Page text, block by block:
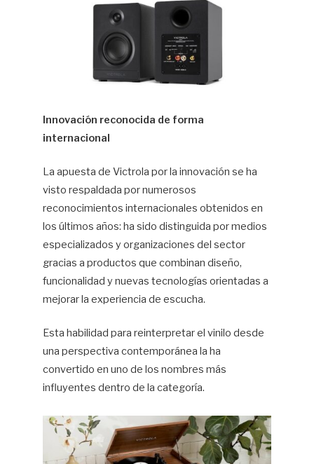
Innovación reconocida de forma
internacional
La apuesta de Victrola por la innovación se ha
visto respaldada por numerosos
reconocimientos internacionales obtenidos en
los últimos años: ha sido distinguida por medios
especializados y organizaciones del sector
gracias a productos que combinan diseño,
funcionalidad y nuevas tecnologías orientadas a
mejorar la experiencia de escucha.
Esta habilidad para reinterpretar el vinilo desde
una perspectiva contemporánea la ha
convertido en uno de los nombres más
influyentes dentro de la categoría.